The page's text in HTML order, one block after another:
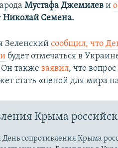
Мустафа Джемилеви
Николай Семена.
Зеленскийсообщил, что
будет отмечаться в
Он такжезаявил, что
стать «ценой для мира
Крыма
День сопротивления Крыма